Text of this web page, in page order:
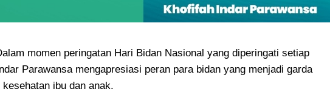
momen peringatan Hari Bidan Nasional yang diperingati setiap
Parawansa mengapresiasi peran para bidan yang menjadi garda
ibu dan anak.